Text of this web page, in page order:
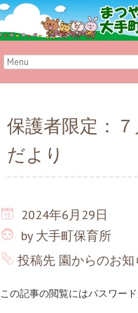
保護者限定：
だより
2024年6月29日
by 大手町保育所
投稿先 園からのお知
この記事の閲覧にはパスワード